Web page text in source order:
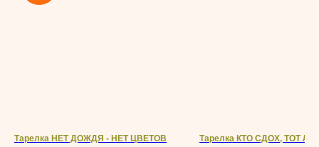
Тарелка НЕТ ДОЖДЯ - НЕТ ЦВЕТОВ Тарелка КТО СДОХ, ТОТ